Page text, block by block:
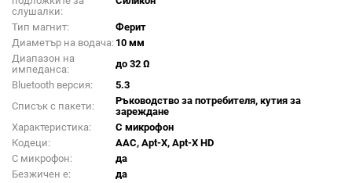
слушалки:
Тип магнит:
Ферит
Диаметър на водача: 10 мм
Диапазон на
импеданса:
до 32 Ω
Bluetooth версия:
5.3
Списък с пакети:
Ръководство за потребителя, кутия за
зареждане
Характеристика:
С микрофон
Кодеци:
AAC, Apt-X, Apt-X HD
С микрофон:
да
Безжичен е:
да